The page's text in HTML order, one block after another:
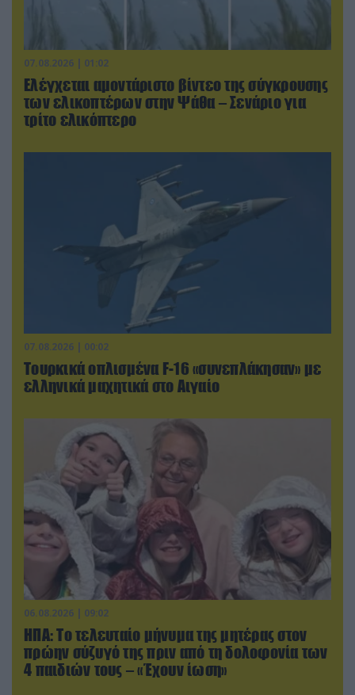
07.08.2026 | 01:02
Ελέγχεται αμοντάριστο βίντεο της σύγκρουσης
των ελικοπτέρων στην Ψάθα – Σενάριο για
τρίτο ελικόπτερο
07.08.2026 | 00:02
Τουρκικά οπλισμένα F-16 «συνεπλάκησαν» με
ελληνικά μαχητικά στο Αιγαίο
06.08.2026 | 09:02
ΗΠΑ: Το τελευταίο μήνυμα της μητέρας στον
πρώην σύζυγό της πριν από τη δολοφονία των
4 παιδιών τους – «Έχουν ίωση»